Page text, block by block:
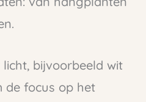
bijvoorbeeld wit
de focus op het